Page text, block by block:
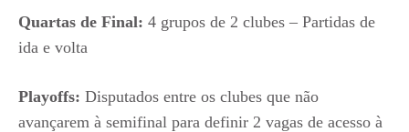
Quartas de Final: 4 grupos de 2 clubes – Partidas de
ida e volta
Playoffs: Disputados entre os clubes que não
avançarem à semifinal para definir 2 vagas de acesso à